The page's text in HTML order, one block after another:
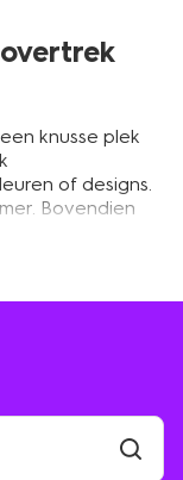
knusse plek
of designs.
Bovendien
En dat
is dan ook
voor je kind.
online en koop
kind bij HEMA.